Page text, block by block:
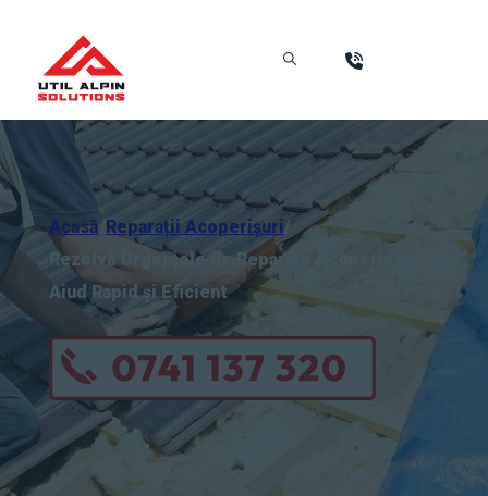
Acasă/ Reparații Acoperișuri/
Rezolvă Urgențele de Reparații Acoperiș în
Aiud Rapid și Eficient